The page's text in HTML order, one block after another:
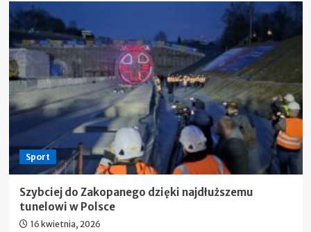
Sport
Szybciej do Zakopanego dzięki najdłuższemu
tunelowi w Polsce
16 kwietnia, 2026